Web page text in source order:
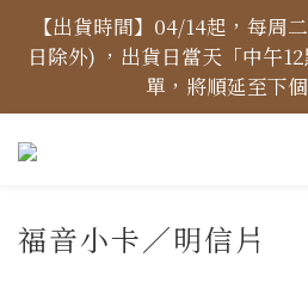
【價格標示更新】異象出版
折扣一律購物
【出貨時間】04/14起，每周
日除外) ，出貨日當天「中午
單，將順延至下
【免運金額】台灣地區全
福音小卡／明信片